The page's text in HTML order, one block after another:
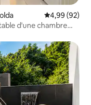
Évaluation
4,99 (92)
d'une chambre